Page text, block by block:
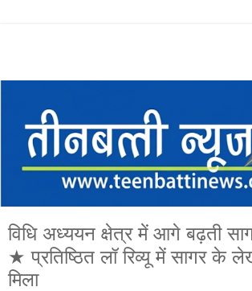
विधि अध्ययन क्षेत्र में आगे बढ़ती
★ प्रतिष्ठित लॉ रिव्यू में सागर के
मिला